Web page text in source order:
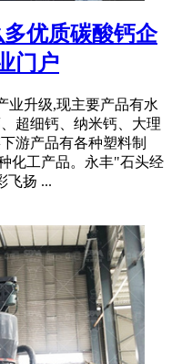
优质碳酸钙企
门户
业升级,现主要产品有水
超细钙、纳米钙、大理
游产品有各种塑料制
化工产品。永丰"石头经
飞扬 ...